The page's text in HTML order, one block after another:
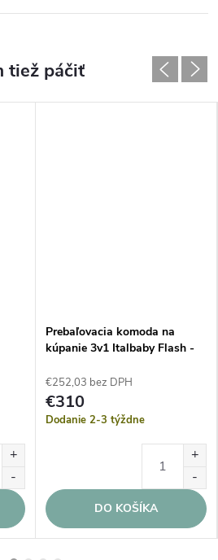
Prebaľovacia komoda na
kúpanie 3v1 Italbaby Flash -
€252,03 bez DPH
€310
Dodanie 2-3 týždne
DO KOŠÍKA